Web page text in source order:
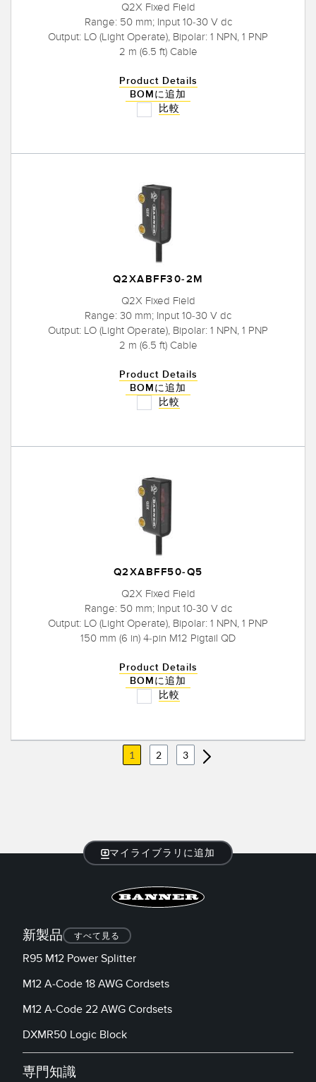
Q2X Fixed Field
Range: 50 mm; Input 10-30 V dc
Output: LO (Light Operate), Bipolar: 1 NPN, 1 PNP
2 m (6.5 ft) Cable
Product Details
BOMに追加
比較
Q2XABFF30-2M
Q2X Fixed Field
Range: 30 mm; Input 10-30 V dc
Output: LO (Light Operate), Bipolar: 1 NPN, 1 PNP
2 m (6.5 ft) Cable
Product Details
BOMに追加
比較
Q2XABFF50-Q5
Q2X Fixed Field
Range: 50 mm; Input 10-30 V dc
Output: LO (Light Operate), Bipolar: 1 NPN, 1 PNP
150 mm (6 in) 4-pin M12 Pigtail QD
Product Details
BOMに追加
比較
1 2 3
マイライブラリに追加
新製品 すべて見る
R95 M12 Power Splitter
M12 A-Code 18 AWG Cordsets
M12 A-Code 22 AWG Cordsets
DXMR50 Logic Block
専門知識